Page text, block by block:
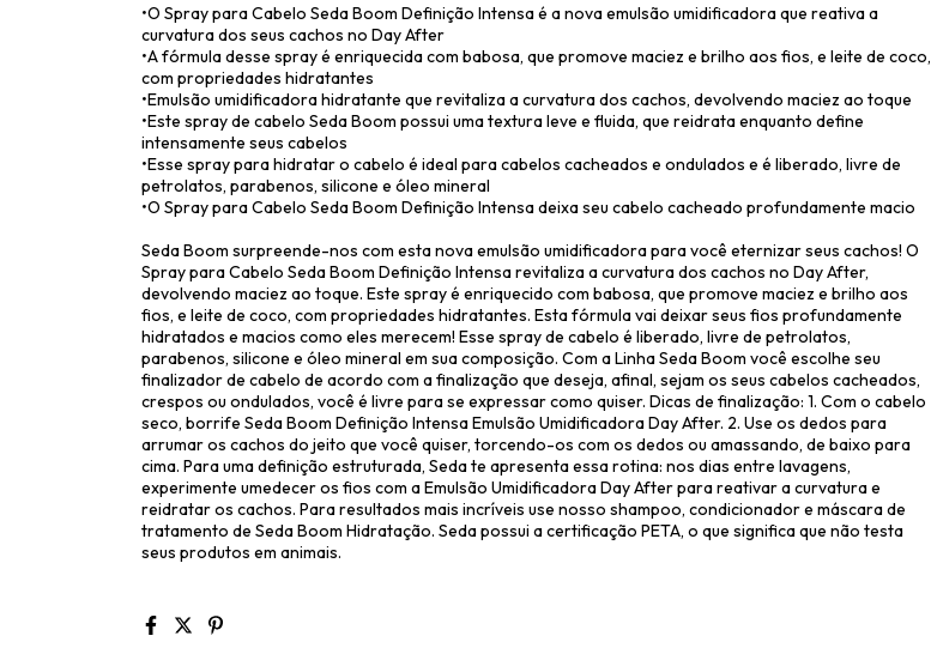
•O Spray para Cabelo Seda Boom Definição Intensa é a nova emulsão umidificadora que reativa a
curvatura dos seus cachos no Day After
•A fórmula desse spray é enriquecida com babosa, que promove maciez e brilho aos fios, e leite de coco,
com propriedades hidratantes
•Emulsão umidificadora hidratante que revitaliza a curvatura dos cachos, devolvendo maciez ao toque
•Este spray de cabelo Seda Boom possui uma textura leve e fluida, que reidrata enquanto define
intensamente seus cabelos
•Esse spray para hidratar o cabelo é ideal para cabelos cacheados e ondulados e é liberado, livre de
petrolatos, parabenos, silicone e óleo mineral
•O Spray para Cabelo Seda Boom Definição Intensa deixa seu cabelo cacheado profundamente macio
Seda Boom surpreende-nos com esta nova emulsão umidificadora para você eternizar seus cachos! O
Spray para Cabelo Seda Boom Definição Intensa revitaliza a curvatura dos cachos no Day After,
devolvendo maciez ao toque. Este spray é enriquecido com babosa, que promove maciez e brilho aos
fios, e leite de coco, com propriedades hidratantes. Esta fórmula vai deixar seus fios profundamente
hidratados e macios como eles merecem! Esse spray de cabelo é liberado, livre de petrolatos,
parabenos, silicone e óleo mineral em sua composição. Com a Linha Seda Boom você escolhe seu
finalizador de cabelo de acordo com a finalização que deseja, afinal, sejam os seus cabelos cacheados,
crespos ou ondulados, você é livre para se expressar como quiser. Dicas de finalização: 1. Com o cabelo
seco, borrife Seda Boom Definição Intensa Emulsão Umidificadora Day After. 2. Use os dedos para
arrumar os cachos do jeito que você quiser, torcendo-os com os dedos ou amassando, de baixo para
cima. Para uma definição estruturada, Seda te apresenta essa rotina: nos dias entre lavagens,
experimente umedecer os fios com a Emulsão Umidificadora Day After para reativar a curvatura e
reidratar os cachos. Para resultados mais incríveis use nosso shampoo, condicionador e máscara de
tratamento de Seda Boom Hidratação. Seda possui a certificação PETA, o que significa que não testa
seus produtos em animais.